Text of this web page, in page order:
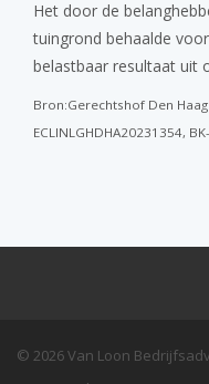
Het door de
tuingrond behaalde
belastbaar resultaat uit
Bron:Gerechtshof Den
ECLINLGHDHA20231354,
© 2026 Van Loon